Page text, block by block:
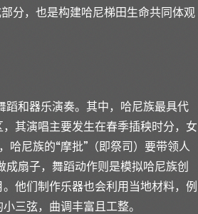
分，也是构建哈尼梯田生命共同体观
蹈和器乐演奏。其中，哈尼族最具代
其演唱主要发生在春季插秧时分，女
哈尼族的“摩批”（即祭司）要带领人
扇子，舞蹈动作则是模拟哈尼族创
他们制作乐器也会利用当地材料，例
三弦，曲调丰富且工整。